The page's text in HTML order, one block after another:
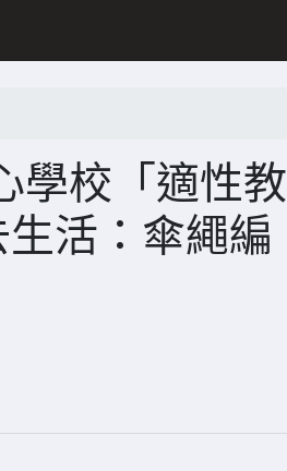
學校「適性教
活：傘繩編